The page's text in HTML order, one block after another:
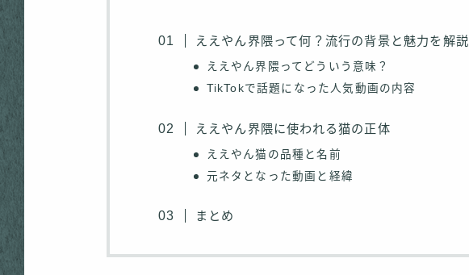
ええやん界隈って何？流行の背景と魅力を解説
ええやん界隈ってどういう意味？
TikTokで話題になった人気動画の内容
ええやん界隈に使われる猫の正体
ええやん猫の品種と名前
元ネタとなった動画と経緯
まとめ